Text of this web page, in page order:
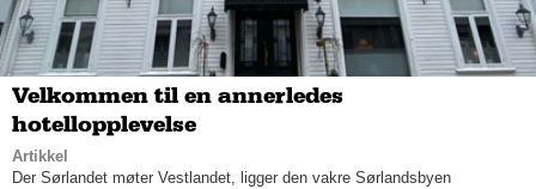
Velkommen til en annerledes
hotellopplevelse
Artikkel
Der Sørlandet møter Vestlandet, ligger den vakre Sørlandsbyen